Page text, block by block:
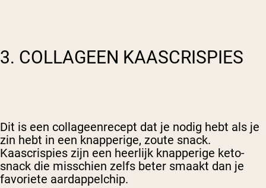
3. COLLAGEEN KAASCRISPIES
Dit is een collageenrecept dat je nodig hebt als je
zin hebt in een knapperige, zoute snack.
Kaascrispies zijn een heerlijk knapperige keto-
snack die misschien zelfs beter smaakt dan je
favoriete aardappelchip.